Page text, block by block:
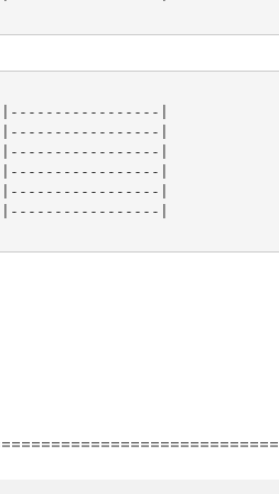
|
|
|-----------------|
|-----------------|
|
|